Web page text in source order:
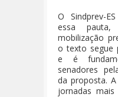
O Sindprev-
essa
mobilização
o texto segue
e é
senadores
da proposta.
jornadas